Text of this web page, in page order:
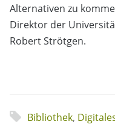
Alternativen zu
Direktor der
Robert Strötgen.
Bibliothek,